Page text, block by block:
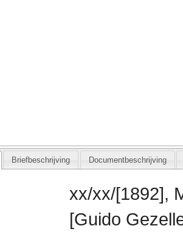
Briefbeschrijving Documentbeschrijving
xx/xx/[1892],
[Guido